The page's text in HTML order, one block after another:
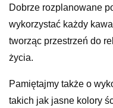
Dobrze rozplanowane
wykorzystać każdy
tworząc przestrzeń do
życia.
Pamiętajmy także o
takich jak jasne kolory